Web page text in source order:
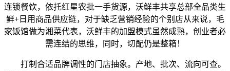
连锁餐饮，依托红星农批一手货源，沃鲜丰共享总部全品类生
鲜+日用商品供应链，对于缺乏营销经验的个别店从来说，毛
家饭馆做为湘菜代表，沃鲜丰的加盟模式虽然成熟，创业者必
需连结的思维，同时，切配仍是整箱！
打制合适品牌调性的门店抽象。产地、批次、流向可查。